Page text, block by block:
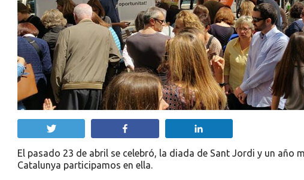
El pasado 23 de abril se celebró, la diada de Sant Jordi y un año
Catalunya participamos en ella.